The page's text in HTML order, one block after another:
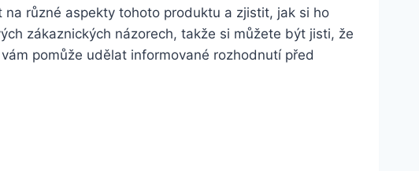
různé aspekty tohoto⁢ produktu ‌a zjistit, jak si​ ho
‌zákaznických ‍názorech,‍ takže si můžete být ‌jisti, že
pomůže‌ udělat informované rozhodnutí před